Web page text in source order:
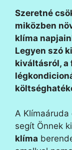
Szeretné
miközben
klíma
Legyen szó
kiváltásról,
A
segít Önnek
klíma